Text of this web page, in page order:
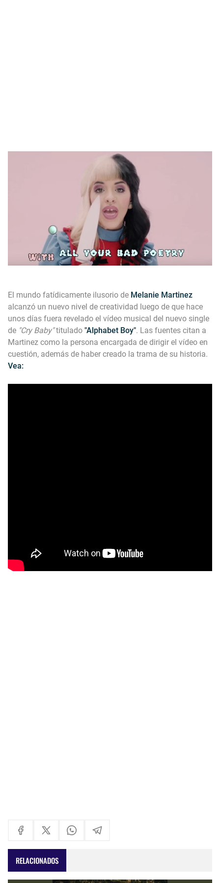
El mundo fatídicamente ilusorio de Melanie Martinez
alcanzó un nuevo nivel de creatividad luego de que hace
unos días fuera revelado el vídeo musical del nuevo single
de "Cry Baby"titulado "Alphabet Boy". Las fuentes citan a
Martinez como la persona encargada de dirigir el vídeo en
cuestión, además de haber creado la trama de su historia.
Vea:
RELACIONADOS